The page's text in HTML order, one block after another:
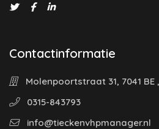
Contactinformatie
Molenpoortstraat 31, 7041 BE
0315-843793
info@tieckenvhpmanager.nl